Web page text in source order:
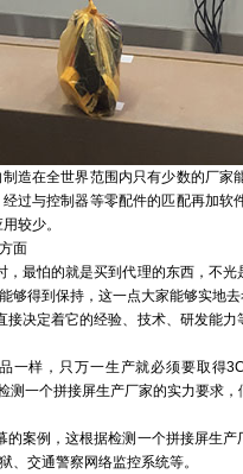
造在全世界范围内只有少数的厂
过与控制器等零配件的匹配再加
较少。
面
最怕的就是买到代理的东西，不
得到保持，这一点大家能够实地去
决定着它的经验、技术、研发能
一样，只万一生产就必须要取得
一个拼接屏生产厂家的实力要求
案例，这根据检测一个拼接屏生
、交通警察网络监控系统等。